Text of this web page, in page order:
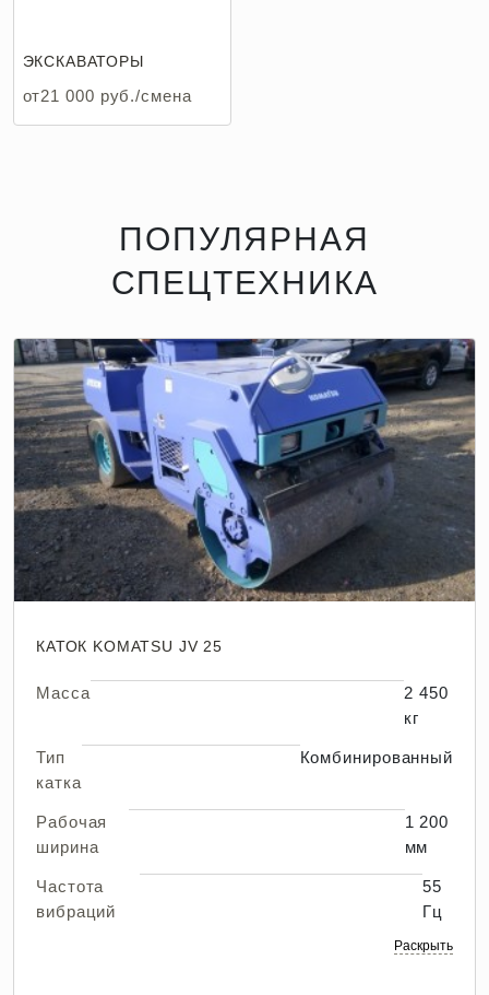
ЭКСКАВАТОРЫ
от21 000 руб./смена
ПОПУЛЯРНАЯ
СПЕЦТЕХНИКА
КАТОК KOMATSU JV 25
Масса
2 450
кг
Тип
катка
Комбинированный
Рабочая
ширина
1 200
мм
Частота
вибраций
55
Гц
Раскрыть